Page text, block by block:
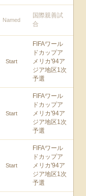
Named
国際親善試
合
Start
FIFAワール
ドカップア
メリカ'94ア
ジア地区1次
予選
Start
FIFAワール
ドカップア
メリカ'94ア
ジア地区1次
予選
Start
FIFAワール
ドカップア
メリカ'94ア
ジア地区1次
予選